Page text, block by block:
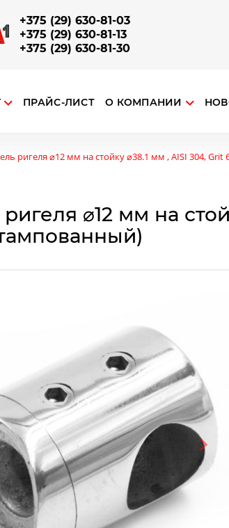
+375 (29) 630-81-03
+375 (29) 630-81-13
+375 (29) 630-81-30
ПРАЙС-ЛИСТ О КОМПАНИИ
ригеля ⌀12 мм на стойку ⌀38.1 мм , AISI 304,
⌀12 мм на